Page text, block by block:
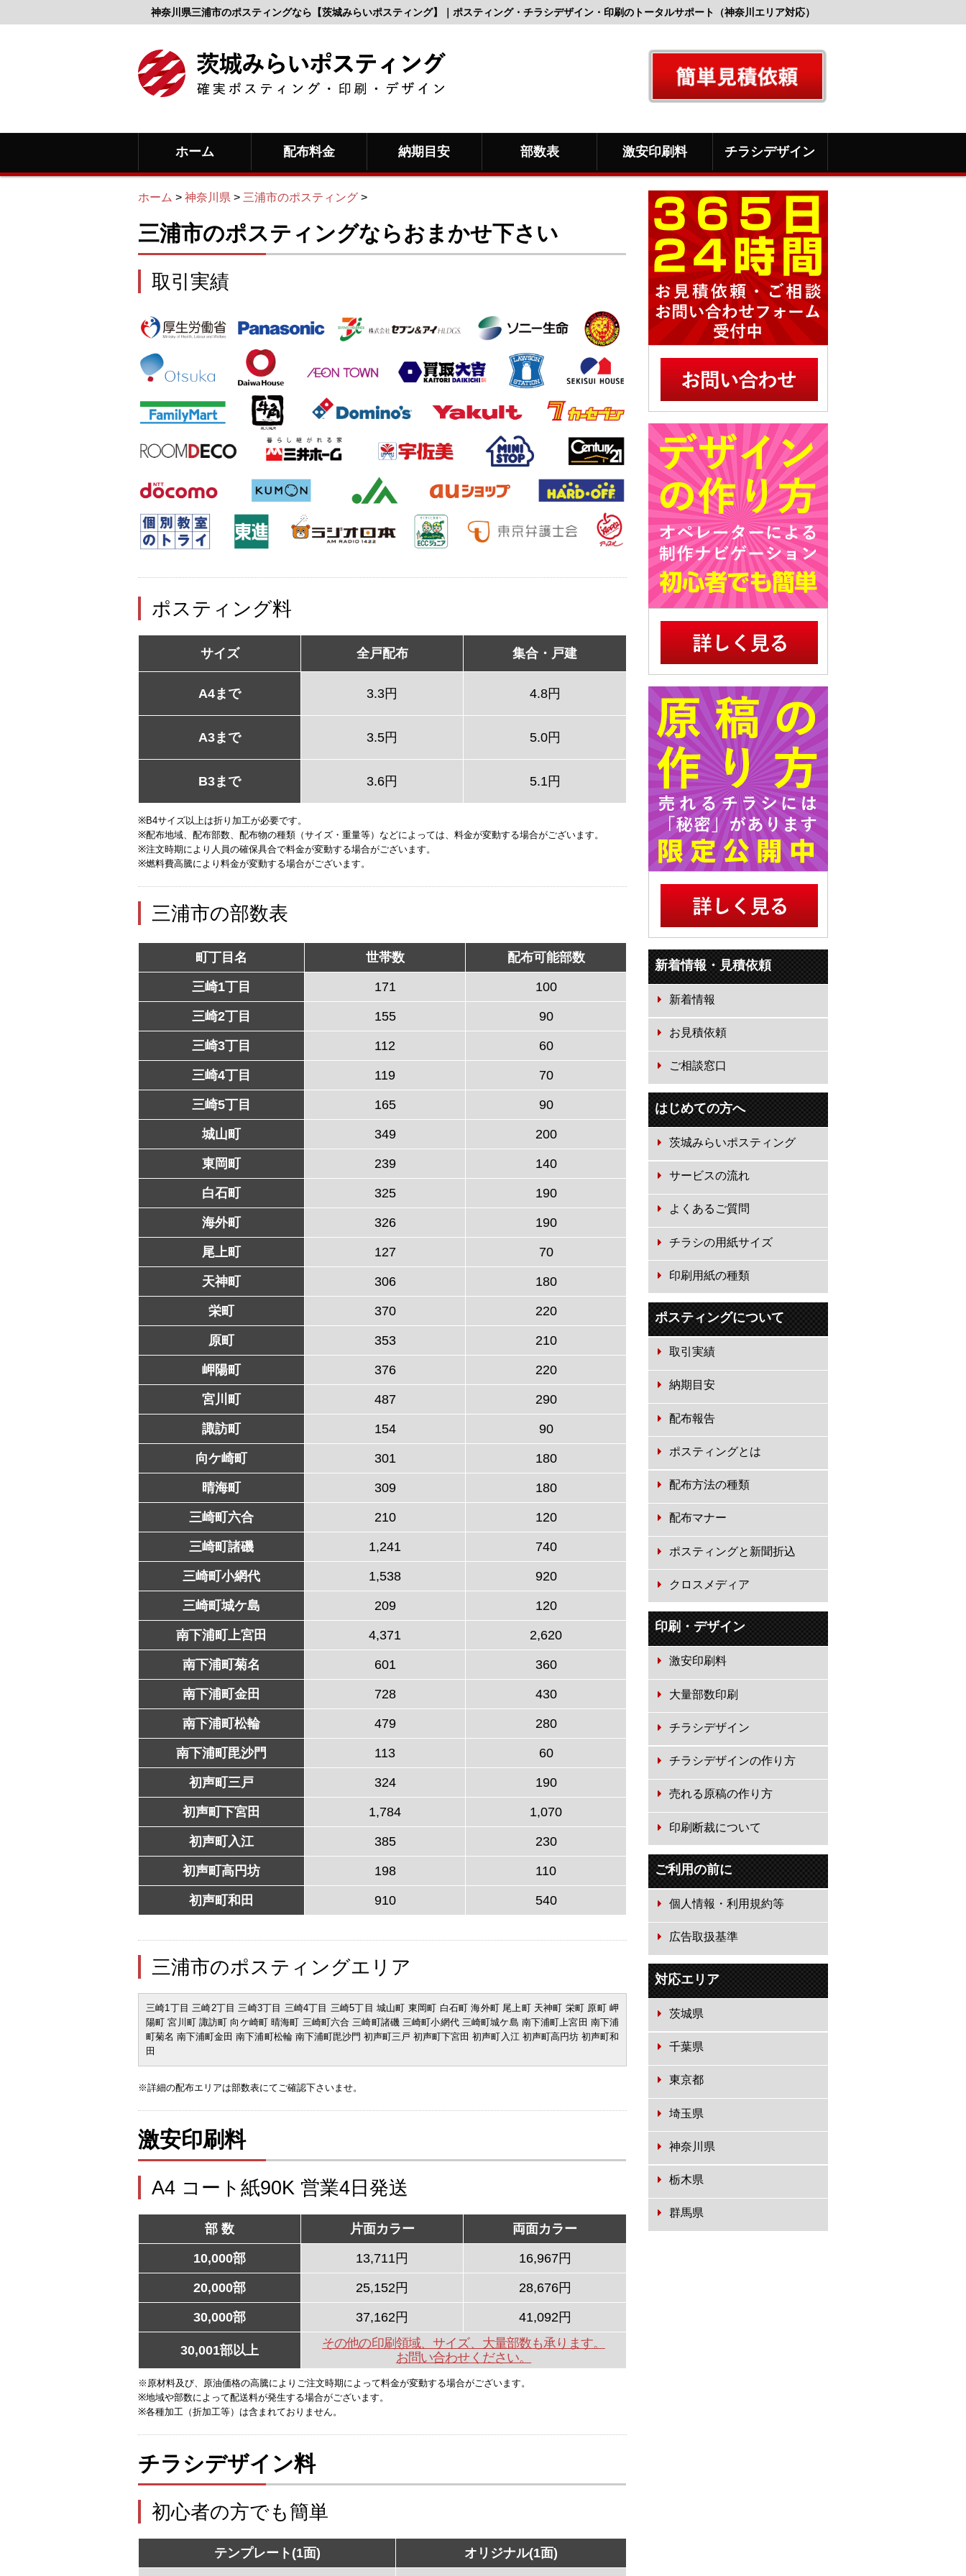
神奈川県三浦市のポスティングなら【茨城みらいポスティング】｜ポスティング・チラシデザイン・印刷のトータルサポート（神奈川エリア対応）
ホーム 配布料金 納期目安 部数表 激安印刷料 チラシデザイン
ホーム > 神奈川県 > 三浦市のポスティング >
三浦市のポスティングならおまかせ下さい
取引実績
ポスティング料
サイズ 全戸配布 集合・戸建
A4まで 3.3円 4.8円
A3まで 3.5円 5.0円
B3まで 3.6円 5.1円
※B4サイズ以上は折り加工が必要です。
※配布地域、配布部数、配布物の種類（サイズ・重量等）などによっては、料金が変動する場合がございます。
※注文時期により人員の確保具合で料金が変動する場合がございます。
※燃料費高騰により料金が変動する場合がございます。
三浦市の部数表
町丁目名 世帯数 配布可能部数
三崎1丁目 171 100
三崎2丁目 155 90
三崎3丁目 112 60
三崎4丁目 119 70
三崎5丁目 165 90
城山町 349 200
東岡町 239 140
白石町 325 190
海外町 326 190
尾上町 127 70
天神町 306 180
栄町 370 220
原町 353 210
岬陽町 376 220
宮川町 487 290
諏訪町 154 90
向ケ崎町 301 180
晴海町 309 180
三崎町六合 210 120
三崎町諸磯 1,241 740
三崎町小網代 1,538 920
三崎町城ケ島 209 120
南下浦町上宮田 4,371 2,620
南下浦町菊名 601 360
南下浦町金田 728 430
南下浦町松輪 479 280
南下浦町毘沙門 113 60
初声町三戸 324 190
初声町下宮田 1,784 1,070
初声町入江 385 230
初声町高円坊 198 110
初声町和田 910 540
三浦市のポスティングエリア
三崎1丁目 三崎2丁目 三崎3丁目 三崎4丁目 三崎5丁目 城山町 東岡町 白石町 海外町 尾上町 天神町 栄町 原町 岬
陽町 宮川町 諏訪町 向ケ崎町 晴海町 三崎町六合 三崎町諸磯 三崎町小網代 三崎町城ケ島 南下浦町上宮田 南下浦
町菊名 南下浦町金田 南下浦町松輪 南下浦町毘沙門 初声町三戸 初声町下宮田 初声町入江 初声町高円坊 初声町和
田
※詳細の配布エリアは部数表にてご確認下さいませ。
激安印刷料
A4 コート紙90K 営業4日発送
部 数 片面カラー 両面カラー
10,000部 13,711円 16,967円
20,000部 25,152円 28,676円
30,000部 37,162円 41,092円
30,001部以上
その他の印刷領域、サイズ、大量部数も承ります。
お問い合わせください。
※原材料及び、原油価格の高騰によりご注文時期によって料金が変動する場合がございます。
※地域や部数によって配送料が発生する場合がございます。
※各種加工（折加工等）は含まれておりません。
チラシデザイン料
初心者の方でも簡単
テンプレート(1面) オリジナル(1面)
新着情報・見積依頼
新着情報
お見積依頼
ご相談窓口
はじめての方へ
茨城みらいポスティング
サービスの流れ
よくあるご質問
チラシの用紙サイズ
印刷用紙の種類
ポスティングについて
取引実績
納期目安
配布報告
ポスティングとは
配布方法の種類
配布マナー
ポスティングと新聞折込
クロスメディア
印刷・デザイン
激安印刷料
大量部数印刷
チラシデザイン
チラシデザインの作り方
売れる原稿の作り方
印刷断裁について
ご利用の前に
個人情報・利用規約等
広告取扱基準
対応エリア
茨城県
千葉県
東京都
埼玉県
神奈川県
栃木県
群馬県